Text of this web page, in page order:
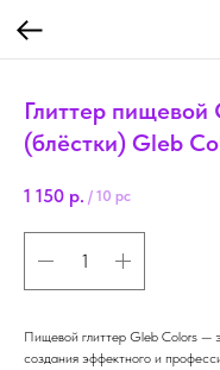
Глиттер
(блёстки) Gleb
1 150 р. / 10 pc
Пищевой глиттер Gleb Colors —
создания эффектного и